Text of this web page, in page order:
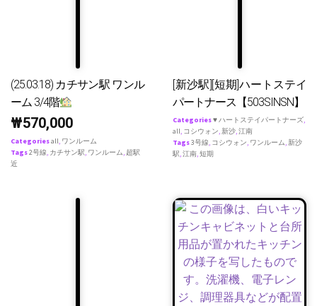
(25.03.18) カチサン駅 ワンル
ーム 3/4階
₩570,000
Categoriesall, ワンルーム
Tags2号線, カチサン駅, ワンルーム, 超駅
近
[新沙駅][短期]ハートステイ
パートナース【503SINSN】
Categories♥ ハートステイパートナーズ,
all, コシウォン,新沙,江南
Tags3号線, コシウォン, ワンルーム,新沙
駅,江南,短期